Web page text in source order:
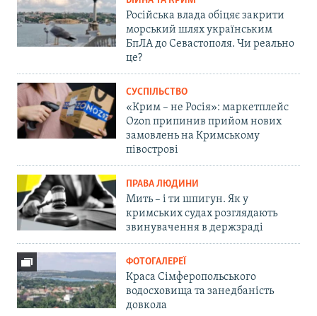
Російська влада обіцяє закрити
морський шлях українським
БпЛА до Севастополя. Чи реально
це?
СУСПІЛЬСТВО
«Крим – не Росія»: маркетплейс
Ozon припинив прийом нових
замовлень на Кримському
півострові
ПРАВА ЛЮДИНИ
Мить – і ти шпигун. Як у
кримських судах розглядають
звинувачення в держзраді
ФОТОГАЛЕРЕЇ
Краса Сімферопольського
водосховища та занедбаність
довкола